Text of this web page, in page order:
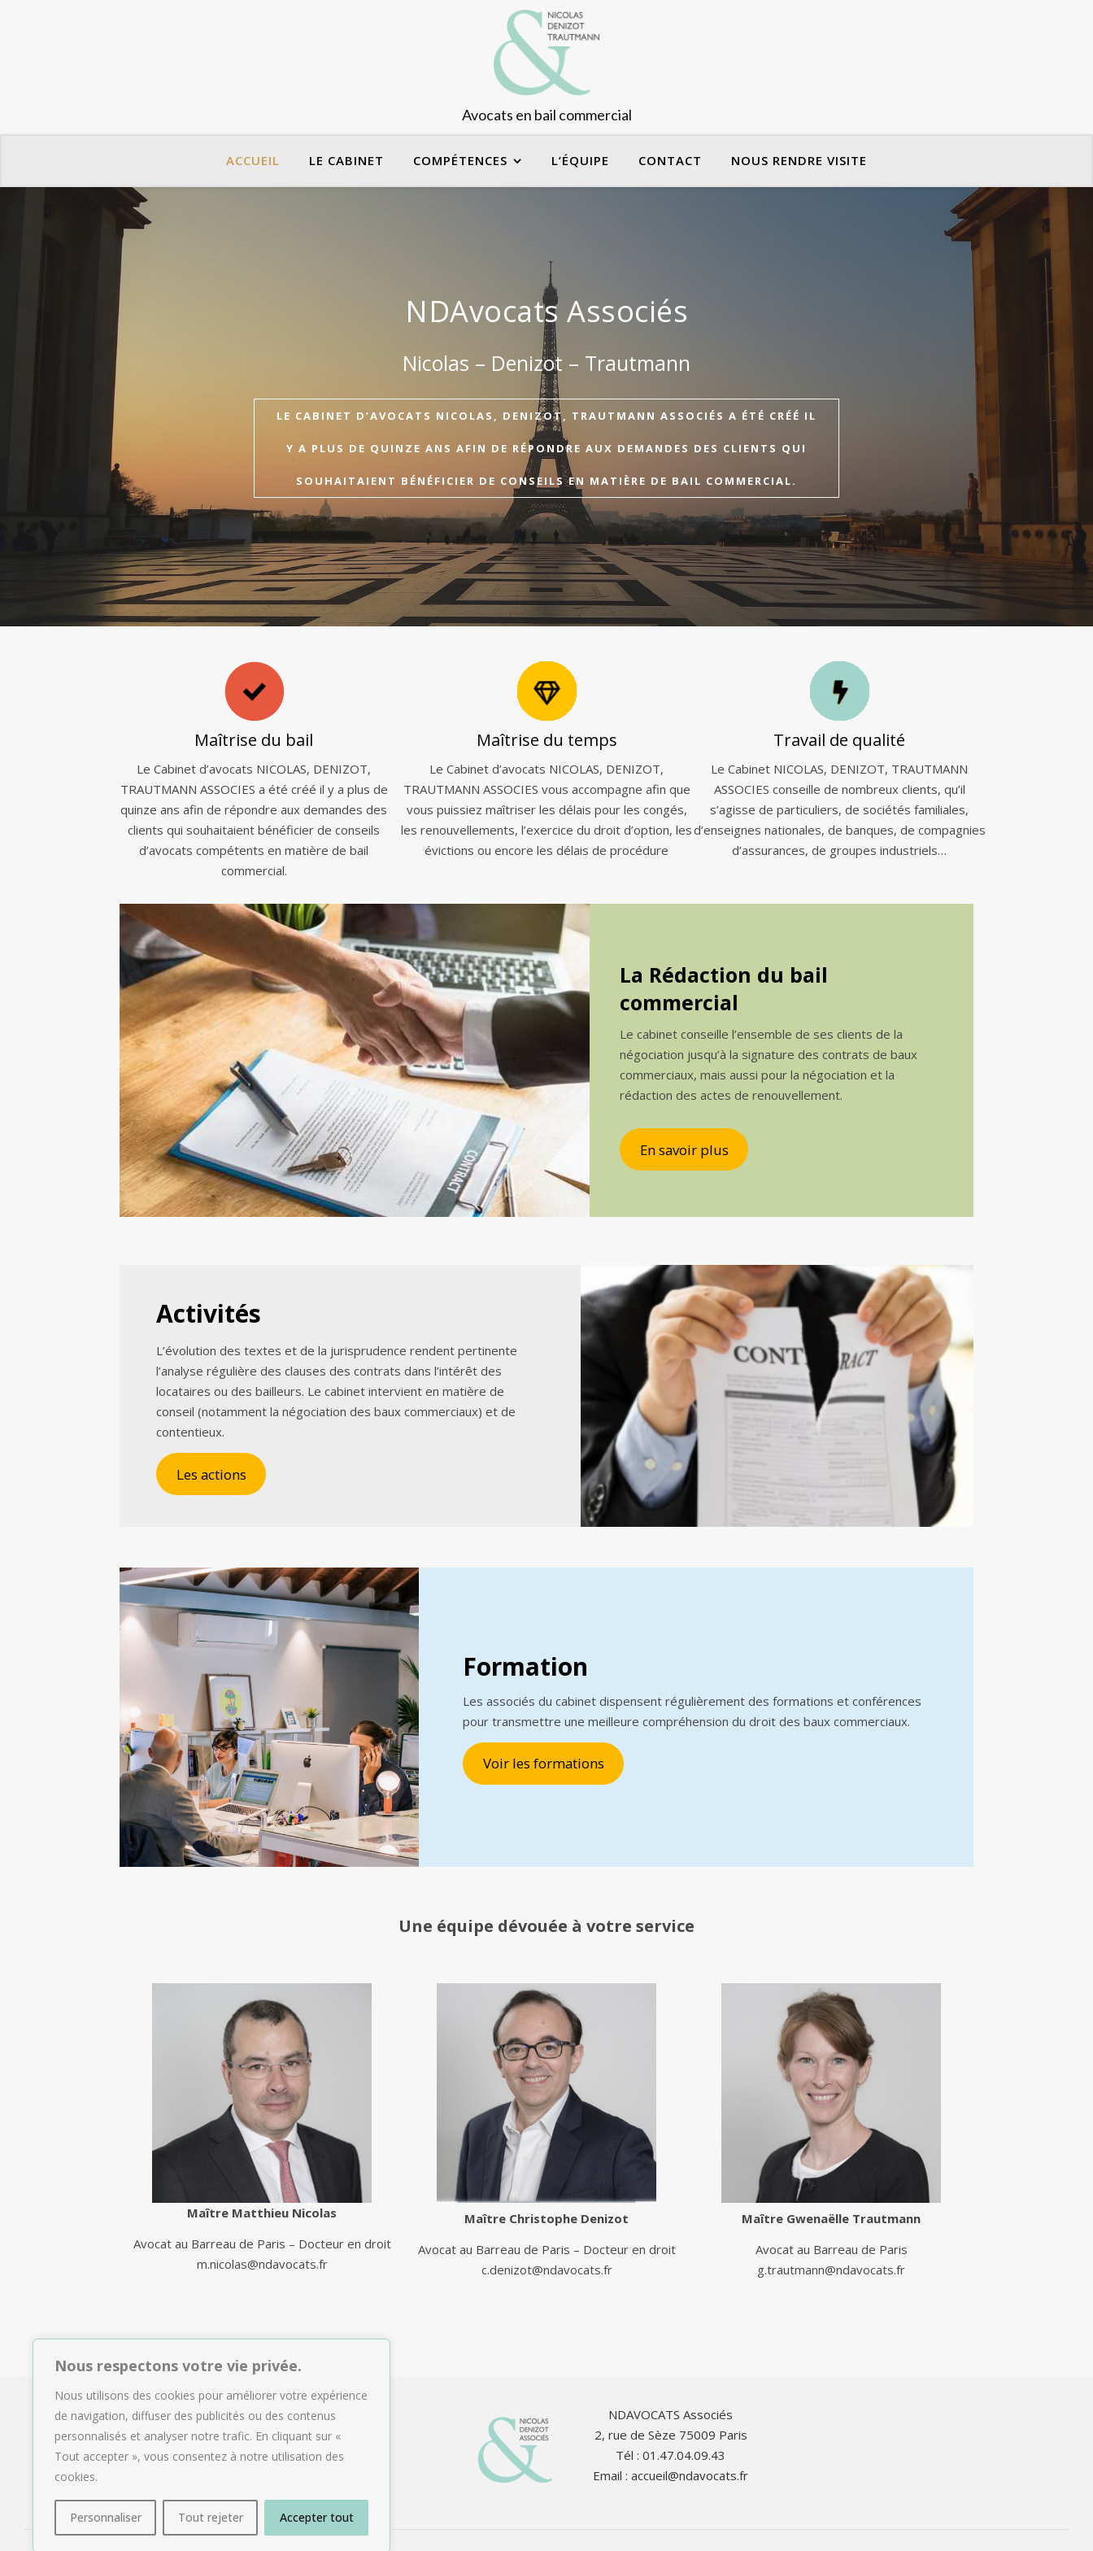
Nous respectons votre vie privée.
Nous utilisons des cookies pour améliorer votre expérience
de navigation, diffuser des publicités ou des contenus
personnalisés et analyser notre trafic. En cliquant sur «
Tout accepter », vous consentez à notre utilisation des
cookies.
Personnaliser Tout rejeter Accepter tout
Avocats en bail commercial
ACCUEIL LE CABINET COMPÉTENCES L’ÉQUIPE CONTACT NOUS RENDRE VISITE
NDAvocats Associés
Nicolas – Denizot – Trautmann
LE CABINET D’AVOCATS NICOLAS, DENIZOT, TRAUTMANN ASSOCIÉS A ÉTÉ CRÉÉ IL
Y A PLUS DE QUINZE ANS AFIN DE RÉPONDRE AUX DEMANDES DES CLIENTS QUI
SOUHAITAIENT BÉNÉFICIER DE CONSEILS EN MATIÈRE DE BAIL COMMERCIAL.
Maîtrise du bail
Le Cabinet d’avocats NICOLAS, DENIZOT,
TRAUTMANN ASSOCIES a été créé il y a plus de
quinze ans afin de répondre aux demandes des
clients qui souhaitaient bénéficier de conseils
d’avocats compétents en matière de bail
commercial.
Maîtrise du temps
Le Cabinet d’avocats NICOLAS, DENIZOT,
TRAUTMANN ASSOCIES vous accompagne afin que
vous puissiez maîtriser les délais pour les congés,
les renouvellements, l’exercice du droit d’option, les
évictions ou encore les délais de procédure
Travail de qualité
Le Cabinet NICOLAS, DENIZOT, TRAUTMANN
ASSOCIES conseille de nombreux clients, qu’il
s’agisse de particuliers, de sociétés familiales,
d’enseignes nationales, de banques, de compagnies
d’assurances, de groupes industriels…
La Rédaction du bail
commercial
Le cabinet conseille l’ensemble de ses clients de la
négociation jusqu’à la signature des contrats de baux
commerciaux, mais aussi pour la négociation et la
rédaction des actes de renouvellement.
En savoir plus
Activités
L’évolution des textes et de la jurisprudence rendent pertinente
l’analyse régulière des clauses des contrats dans l’intérêt des
locataires ou des bailleurs. Le cabinet intervient en matière de
conseil (notamment la négociation des baux commerciaux) et de
contentieux.
Les actions
Formation
Les associés du cabinet dispensent régulièrement des formations et conférences
pour transmettre une meilleure compréhension du droit des baux commerciaux.
Voir les formations
Une équipe dévouée à votre service
Maître Matthieu Nicolas
Avocat au Barreau de Paris – Docteur en droit
m.nicolas@ndavocats.fr
Maître Christophe Denizot
Avocat au Barreau de Paris – Docteur en droit
c.denizot@ndavocats.fr
Maître Gwenaëlle Trautmann
Avocat au Barreau de Paris
g.trautmann@ndavocats.fr
NDAVOCATS Associés
2, rue de Sèze 75009 Paris
Tél : 01.47.04.09.43
Email :accueil@ndavocats.fr